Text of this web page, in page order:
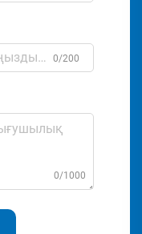
0/200
0/1000